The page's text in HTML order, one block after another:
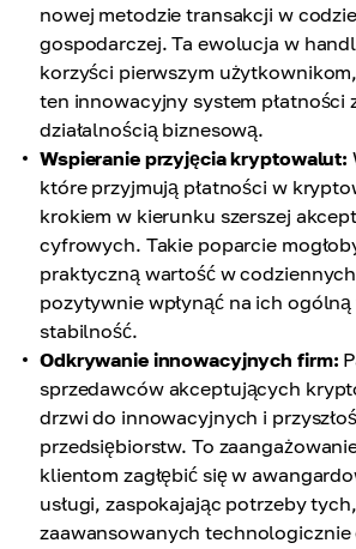
nowej metodzie transakcji w
gospodarczej. Ta ewolucja w
korzyści pierwszym
ten innowacyjny system płatności
działalnością biznesową.
Wspieranie przyjęcia kryptowalut:
które przyjmują płatności w
krokiem w kierunku szerszej
cyfrowych. Takie poparcie
praktyczną wartość w
pozytywnie wpłynąć na ich
stabilność.
Odkrywanie innowacyjnych firm:
sprzedawców akceptujących
drzwi do innowacyjnych i
przedsiębiorstw. To
klientom zagłębić się w
usługi, zaspokajając potrzeby
zaawansowanych technologicznie